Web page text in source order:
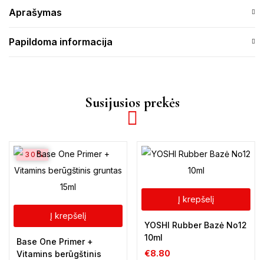
Aprašymas
Papildoma informacija
Susijusios prekės
Į krepšelį
-30%
Base One Primer +
Vitamins berūgštinis
Į krepšelį
YOSHI Rubber Bazė No12
10ml
€8.80